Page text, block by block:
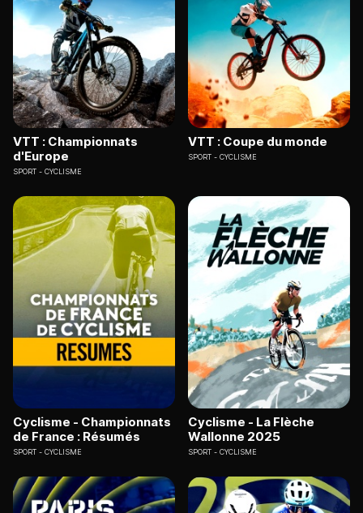
VTT : Championnats
d'Europe
SPORT CYCLISME
VTT : Coupe du monde
SPORT CYCLISME
Cyclisme - Championnats
de France : Résumés
SPORT CYCLISME
Cyclisme - La Flèche
Wallonne 2025
SPORT CYCLISME